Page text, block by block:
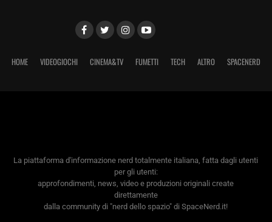
HOME VIDEOGIOCHI CINEMA&TV FUMETTI TECH ALTRO SPACENERD
La piattaforma d'informazione nerd totalmente italiana, fatta dagli utenti
per gli utenti:
approfondimenti, news, video e produzioni originali create
direttamente
dalla community di "nerd dello spazio" di SpaceNerd.it!